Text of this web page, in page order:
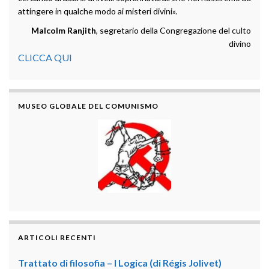
attingere in qualche modo ai misteri divini».
Malcolm Ranjith, segretario della Congregazione del culto
divino
CLICCA QUI
MUSEO GLOBALE DEL COMUNISMO
ARTICOLI RECENTI
Trattato di filosofia – I Logica (di Régis Jolivet)